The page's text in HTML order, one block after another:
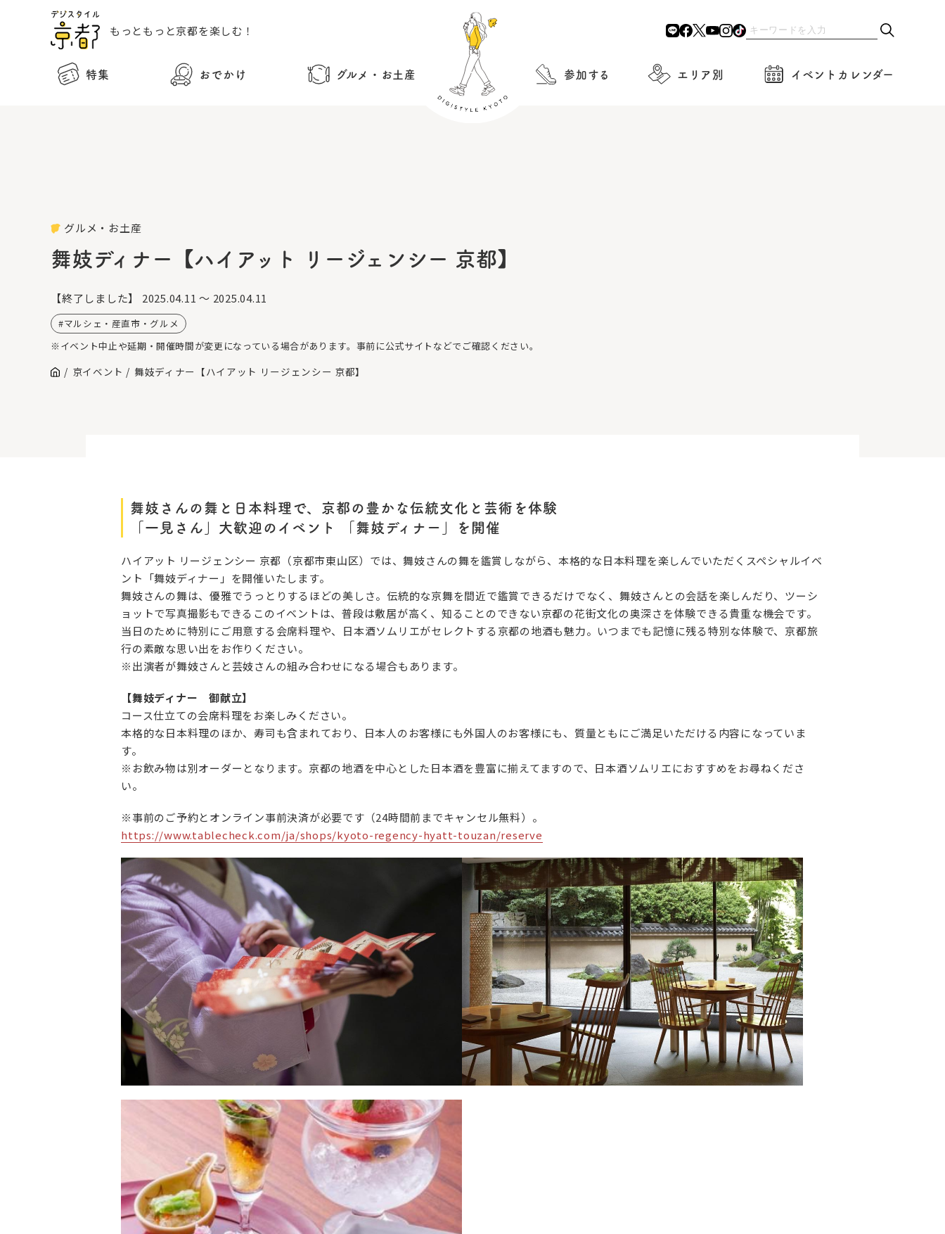
もっともっと京都を楽しむ！
特集 おでかけ グルメ・お土産 参加する エリア別 イベントカレンダー
グルメ・お土産
舞妓ディナー【ハイアット リージェンシー 京都】
【終了しました】 2025.04.11 ～ 2025.04.11
マルシェ・産直市・グルメ
※イベント中止や延期・開催時間が変更になっている場合があります。事前に公式サイトなどでご確認ください。
京イベント 舞妓ディナー【ハイアット リージェンシー 京都】
舞妓さんの舞と日本料理で、京都の豊かな伝統文化と芸術を体験
「一見さん」大歓迎のイベント 「舞妓ディナー」を開催
ハイアット リージェンシー 京都（京都市東山区）では、舞妓さんの舞を鑑賞しながら、本格的な日本料理を楽しんでいただくスペシャルイベ
ント「舞妓ディナー」を開催いたします。
舞妓さんの舞は、優雅でうっとりするほどの美しさ。伝統的な京舞を間近で鑑賞できるだけでなく、舞妓さんとの会話を楽しんだり、ツーシ
ョットで写真撮影もできるこのイベントは、普段は敷居が高く、知ることのできない京都の花街文化の奥深さを体験できる貴重な機会です。
当日のために特別にご用意する会席料理や、日本酒ソムリエがセレクトする京都の地酒も魅力。いつまでも記憶に残る特別な体験で、京都旅
行の素敵な思い出をお作りください。
※出演者が舞妓さんと芸妓さんの組み合わせになる場合もあります。
【舞妓ディナー 御献立】
コース仕立ての会席料理をお楽しみください。
本格的な日本料理のほか、寿司も含まれており、日本人のお客様にも外国人のお客様にも、質量ともにご満足いただける内容になっていま
す。
※お飲み物は別オーダーとなります。京都の地酒を中心とした日本酒を豊富に揃えてますので、日本酒ソムリエにおすすめをお尋ねくださ
い。
※事前のご予約とオンライン事前決済が必要です（24時間前までキャンセル無料）。
https://www.tablecheck.com/ja/shops/kyoto-regency-hyatt-touzan/reserve